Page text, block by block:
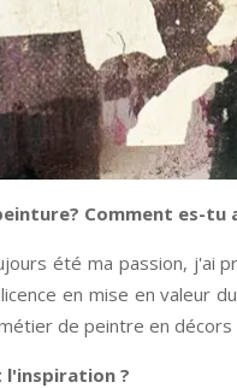
Comment es-tu
été ma passion, j'ai
en mise en valeur
de peintre en
l'inspiration ?